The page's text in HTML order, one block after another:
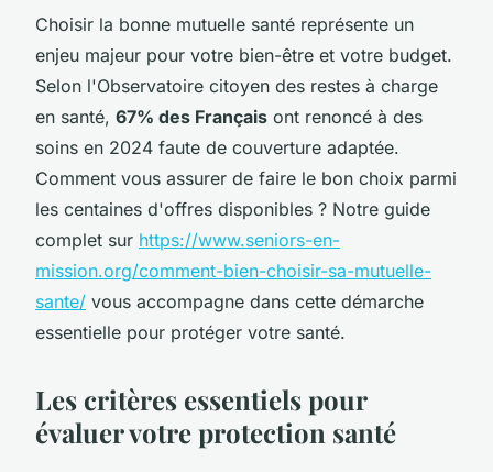
Choisir la bonne mutuelle santé représente un
enjeu majeur pour votre bien-être et votre budget.
Selon l'Observatoire citoyen des restes à charge
en santé, 67% des Français ont renoncé à des
soins en 2024 faute de couverture adaptée.
Comment vous assurer de faire le bon choix parmi
les centaines d'offres disponibles ? Notre guide
complet sur https://www.seniors-en-
mission.org/comment-bien-choisir-sa-mutuelle-
sante/ vous accompagne dans cette démarche
essentielle pour protéger votre santé.
Les critères essentiels pour
évaluer votre protection santé